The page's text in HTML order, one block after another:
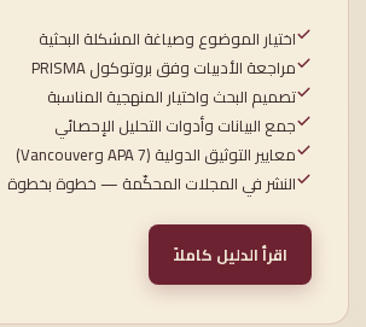
اختيار الموضوع وصياغة المشكلة البحثية
مراجعة الأدبيات وفق بروتوكول PRISMA
تصميم البحث واختيار المنهجية المناسبة
جمع البيانات وأدوات التحليل الإحصائي
معايير التوثيق الدولية (APA 7 وVancouver)
النشر في المجلات المحكّمة — خطوة بخطوة
اقرأ الدليل كاملاً